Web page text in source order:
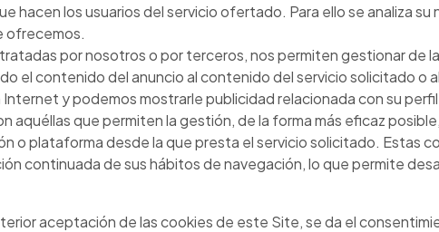
hacen los usuarios del servicio ofertado. Para ello se analiza
ofrecemos.
por nosotros o por terceros, nos permiten gestionar de
el contenido del anuncio al contenido del servicio solicitado o
y podemos mostrarle publicidad relacionada con su
aquéllas que permiten la gestión, de la forma más eficaz
o plataforma desde la que presta el servicio solicitado. Estas
continuada de sus hábitos de navegación, lo que permite
aceptación de las cookies de este Site, se da el